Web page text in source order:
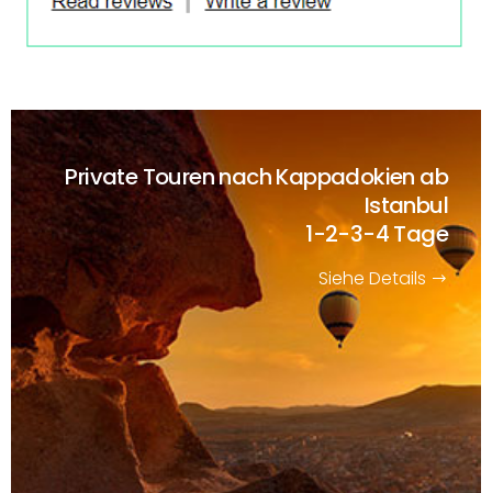
Private Touren nach Kappadokien ab
Istanbul
1-2-3-4 Tage
Siehe Details